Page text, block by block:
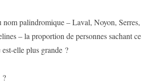
nom palindromique – Laval, Noyon, Serres,
– la proportion de personnes sachant ce
elle plus grande ?
?